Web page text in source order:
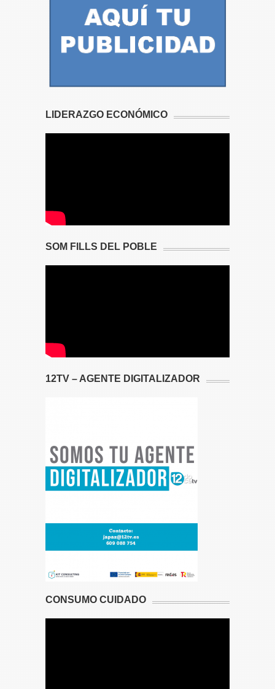
LIDERAZGO ECONÓMICO
SOM FILLS DEL POBLE
12TV – AGENTE DIGITALIZADOR
CONSUMO CUIDADO